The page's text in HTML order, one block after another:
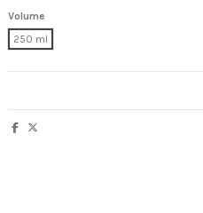
Volume
250 ml